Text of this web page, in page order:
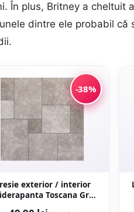
În plus, Britney a cheltuit
dintre ele probabil că
-38%
exterior / interior
Toscana Grey